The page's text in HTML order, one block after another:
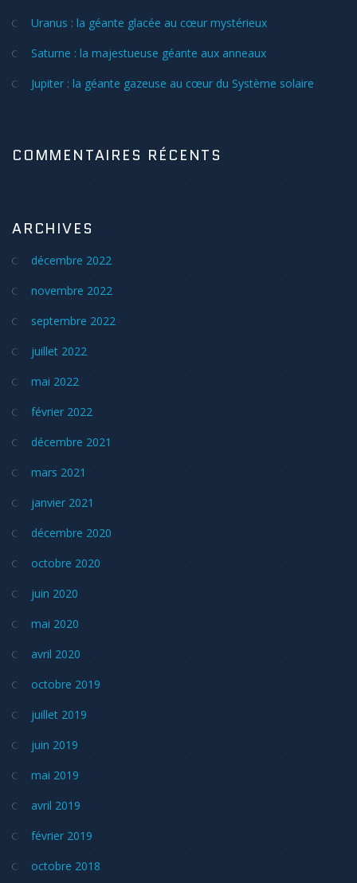
Uranus : la géante glacée au cœur mystérieux
Saturne : la majestueuse géante aux anneaux
Jupiter : la géante gazeuse au cœur du Système solaire
COMMENTAIRES RÉCENTS
ARCHIVES
décembre 2022
novembre 2022
septembre 2022
juillet 2022
mai 2022
février 2022
décembre 2021
mars 2021
janvier 2021
décembre 2020
octobre 2020
juin 2020
mai 2020
avril 2020
octobre 2019
juillet 2019
juin 2019
mai 2019
avril 2019
février 2019
octobre 2018